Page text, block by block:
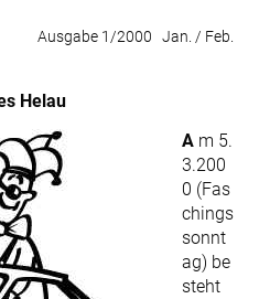
Ausgabe 1/2000 Jan. / Feb.
Helau
A m 5.
3.200
0 (Fas
chings
sonnt
ag) be
steht